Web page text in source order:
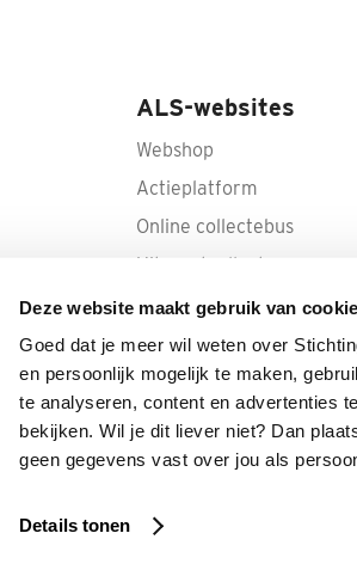
Deze website maakt gebruik van
Goed dat je meer wil weten over
en persoonlijk mogelijk te maken,
te analyseren, content en advertenties
bekijken. Wil je dit liever niet? Dan
geen gegevens vast over jou als
Details tonen
ALS-websites
Webshop
Actieplatform
Online collectebus
Uitvaartcollecte